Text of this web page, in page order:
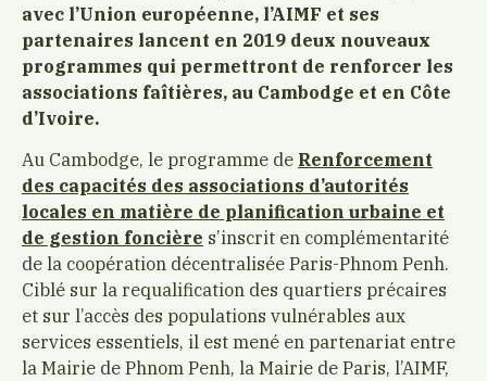
avec l’Union européenne, l’AIMF et ses
partenaires lancent en 2019 deux nouveaux
programmes qui permettront de renforcer les
associations faîtières, au Cambodge et en Côte
d’Ivoire.
Au Cambodge, le programme de Renforcement
des capacités des associations d’autorités
locales en matière de planification urbaine et
de gestion foncière s’inscrit en complémentarité
de la coopération décentralisée Paris-Phnom Penh.
Ciblé sur la requalification des quartiers précaires
et sur l’accès des populations vulnérables aux
services essentiels, il est mené en partenariat entre
la Mairie de Phnom Penh, la Mairie de Paris, l’AIMF,